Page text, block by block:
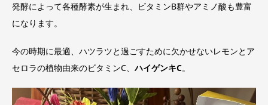
発酵によって各種酵素が生まれ、ビタミンB群やアミノ酸も豊富
になります。
今の時期に最適、ハツラツと過ごすために欠かせないレモンとア
セロラの植物由来のビタミンC、ハイゲンキC。